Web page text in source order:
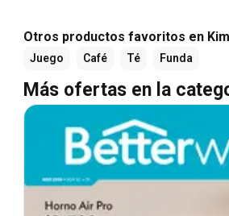
Otros productos favoritos en
Juego Café Té Funda
Más ofertas en la